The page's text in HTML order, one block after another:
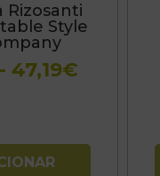
Rizosanti
Style
- 47,19€
desde